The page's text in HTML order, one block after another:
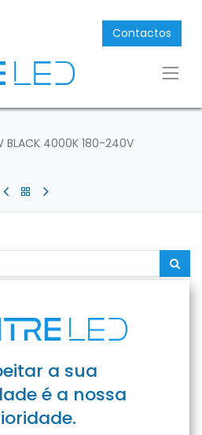
Contactos
BLACK 4000K 180-240V
a sua
é a nossa